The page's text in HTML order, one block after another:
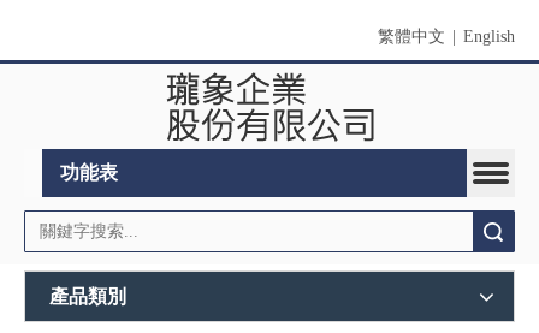
繁體中文 English
功能表
產品類別